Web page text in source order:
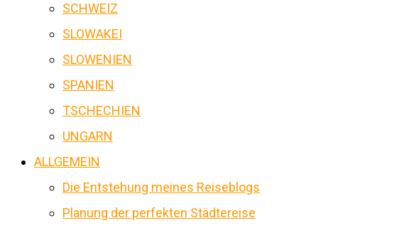
SCHWEIZ
SLOWAKEI
SLOWENIEN
SPANIEN
TSCHECHIEN
UNGARN
ALLGEMEIN
Die Entstehung meines Reiseblogs
Planung der perfekten Städtereise